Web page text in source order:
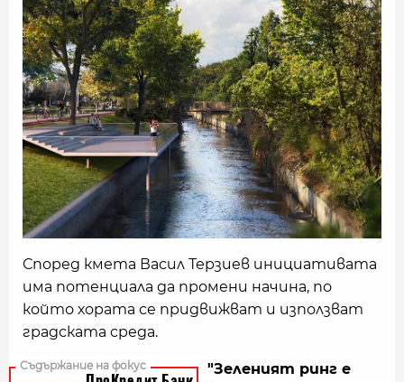
Според кмета Васил Терзиев инициативата
има потенциала да промени начина, по
който хората се придвижват и използват
градската среда.
"Зеленият ринг е